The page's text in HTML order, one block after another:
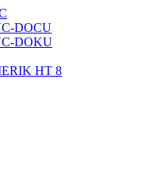
DOCU
DOKU
HT 8